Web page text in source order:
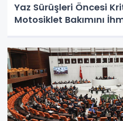
Yaz Sürüşleri Öncesi
Motosiklet Bakımını